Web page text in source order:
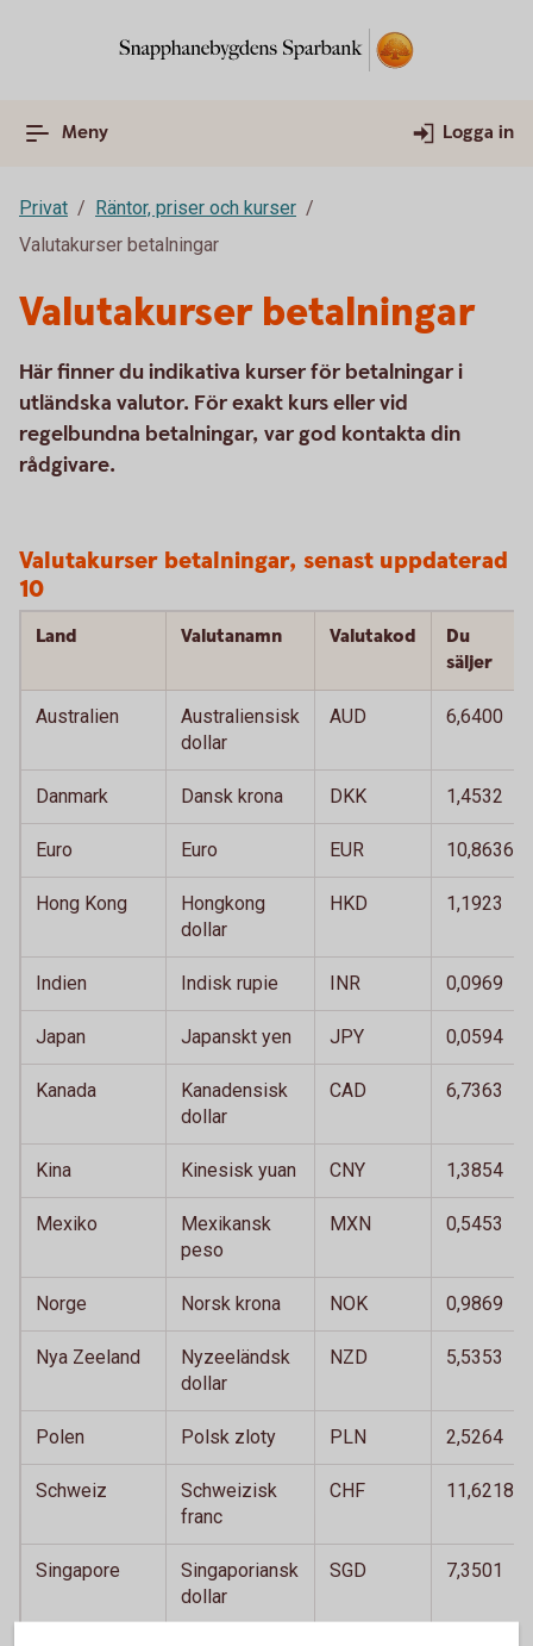
Meny Logga in
Privat
Räntor, priser och kurser
Valutakurser betalningar
Valutakurser betalningar
Här finner du indikativa kurser för betalningar i
utländska valutor. För exakt kurs eller vid
regelbundna betalningar, var god kontakta din
rådgivare.
Valutakurser betalningar, senast uppdaterad
10
Land Valutanamn Valutakod
Du
säljer
Australien
Australiensisk
dollar
AUD 6,6400
Danmark Dansk krona DKK 1,4532
Euro Euro EUR 10,8636
Hong Kong
Hongkong
dollar
HKD 1,1923
Indien Indisk rupie INR 0,0969
Japan Japanskt yen JPY 0,0594
Kanada
Kanadensisk
dollar
CAD 6,7363
Kina Kinesisk yuan CNY 1,3854
Mexiko
Mexikansk
peso
MXN 0,5453
Norge Norsk krona NOK 0,9869
Nya Zeeland
Nyzeeländsk
dollar
NZD 5,5353
Polen Polsk zloty PLN 2,5264
Schweiz
Schweizisk
franc
CHF 11,6218
Singapore
Singaporiansk
dollar
SGD 7,3501